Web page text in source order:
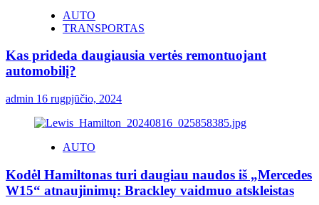
AUTO
TRANSPORTAS
Kas prideda daugiausia vertės remontuojant
automobilį?
admin 16 rugpjūčio, 2024
AUTO
Kodėl Hamiltonas turi daugiau naudos iš „Mercedes
W15“ atnaujinimų: Brackley vaidmuo atskleistas